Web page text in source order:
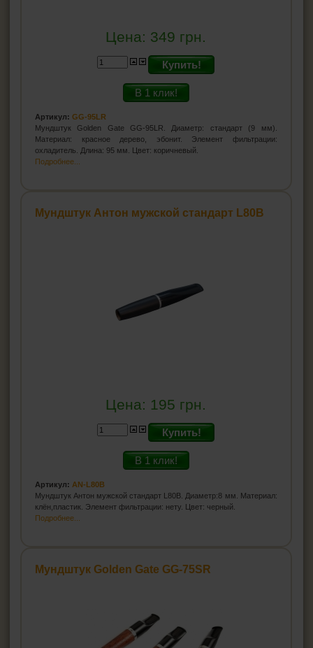
Цена: 349 грн.
Купить!
В 1 клик!
Артикул: GG-95LR
Мундштук Golden Gate GG-95LR. Диаметр: стандарт (9 мм).
Материал: красное дерево, эбонит. Элемент фильтрации:
охладитель. Длина: 95 мм. Цвет: коричневый.
Подробнее...
Мундштук Антон мужской стандарт L80B
Цена: 195 грн.
Купить!
В 1 клик!
Артикул: AN-L80B
Мундштук Антон мужской стандарт L80B. Диаметр:8 мм. Материал:
клён,пластик. Элемент фильтрации: нету. Цвет: черный.
Подробнее...
Мундштук Golden Gate GG-75SR